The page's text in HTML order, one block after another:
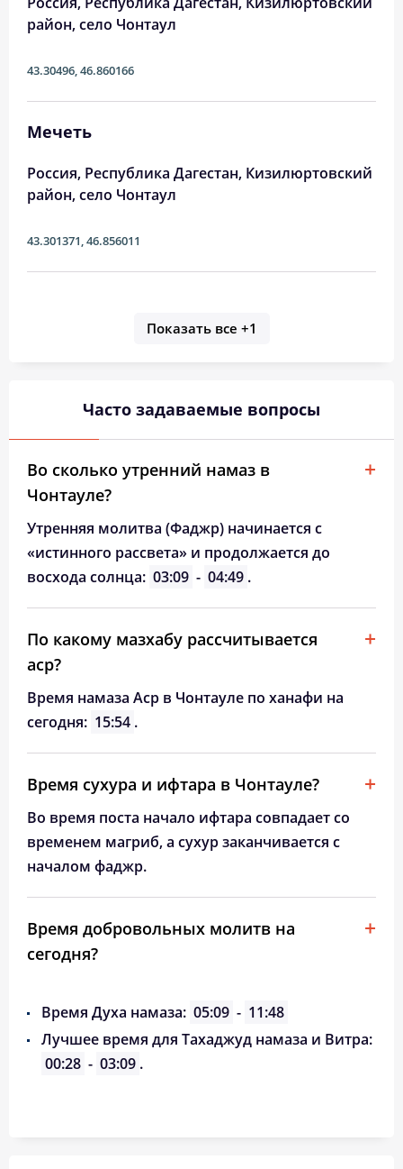
район, село Чонтаул
43.30496,46.860166
Мечеть
Россия, Республика Дагестан, Кизилюртовский
район, село Чонтаул
43.301371,46.856011
Показать все +1
Часто задаваемые вопросы
Во сколько утренний намаз в
Чонтауле?
Утренняя молитва (Фаджр) начинается с
«истинного рассвета» и продолжается до
восхода солнца: 03:09 - 04:49 .
По какому мазхабу рассчитывается
аср?
Время намаза Аср в Чонтауле по ханафи на
сегодня: 15:54 .
Время сухура и ифтара в Чонтауле?
Во время поста начало ифтара совпадает со
временем магриб, а сухур заканчивается с
началом фаджр.
Время добровольных молитв на
сегодня?
Время Духа намаза: 05:09 - 11:48
Лучшее время для Тахаджуд намаза и Витра:
00:28 - 03:09 .